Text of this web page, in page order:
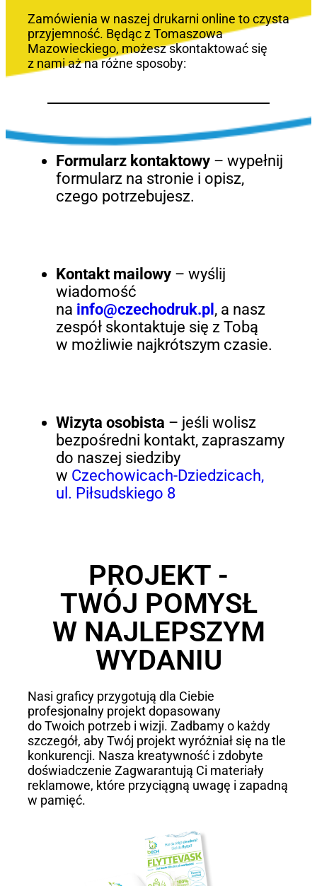
Zamówienia w naszej drukarni online to czysta
przyjemność. Będąc z Tomaszowa
Mazowieckiego, możesz skontaktować się
z nami aż na różne sposoby:
Formularz kontaktowy– wypełnij
formularz na stronie i opisz,
czego potrzebujesz.
Kontakt mailowy– wyślij
wiadomość
na info@czechodruk.pl , a nasz
zespół skontaktuje się z Tobą
w możliwie najkrótszym czasie.
Wizyta osobista – jeśli wolisz
bezpośredni kontakt, zapraszamy
do naszej siedziby
w Czechowicach-Dziedzicach,
ul. Piłsudskiego 8
PROJEKT -
TWÓJ POMYSŁ
W NAJLEPSZYM
WYDANIU
Nasi graficy przygotują dla Ciebie
profesjonalny projekt dopasowany
do Twoich potrzeb i wizji. Zadbamy o każdy
szczegół, aby Twój projekt wyróżniał się na tle
konkurencji. Nasza kreatywność i zdobyte
doświadczenie Zagwarantują Ci materiały
reklamowe, które przyciągną uwagę i zapadną
w pamięć.